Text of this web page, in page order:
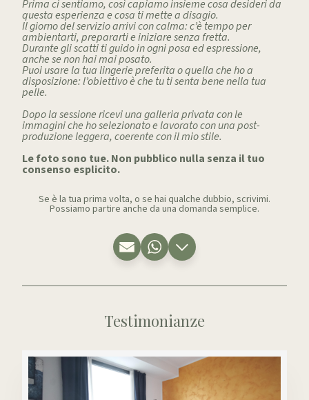
Prima ci sentiamo, così capiamo insieme cosa desideri da
questa esperienza e cosa ti mette a disagio.
Il giorno del servizio arrivi con calma: c’è tempo per
ambientarti, prepararti e iniziare senza fretta.
Durante gli scatti ti guido in ogni posa ed espressione,
anche se non hai mai posato.
Puoi usare la tua lingerie preferita o quella che ho a
disposizione: l’obiettivo è che tu ti senta bene nella tua
pelle.
Dopo la sessione ricevi una galleria privata con le
immagini che ho selezionato e lavorato con una post-
produzione leggera, coerente con il mio stile.
Le foto sono tue. Non pubblico nulla senza il tuo
consenso esplicito.
Se è la tua prima volta, o se hai qualche dubbio, scrivimi.
Possiamo partire anche da una domanda semplice.
Testimonianze